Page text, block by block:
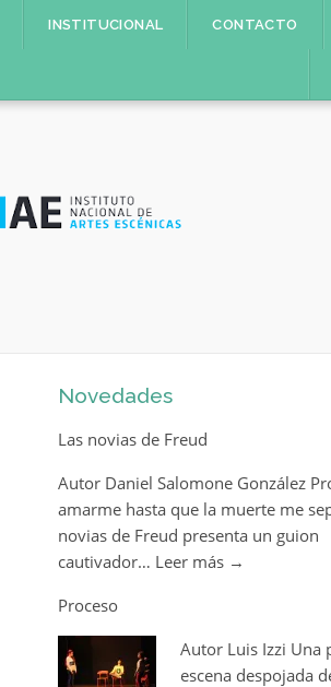
INSTITUCIONAL CONTACTO
Novedades
Las novias de Freud
Autor Daniel Salomone González
amarme hasta que la muerte me
novias de Freud presenta un guion
cautivador… Leer más →
Proceso
Autor Luis Izzi Una
escena despojada